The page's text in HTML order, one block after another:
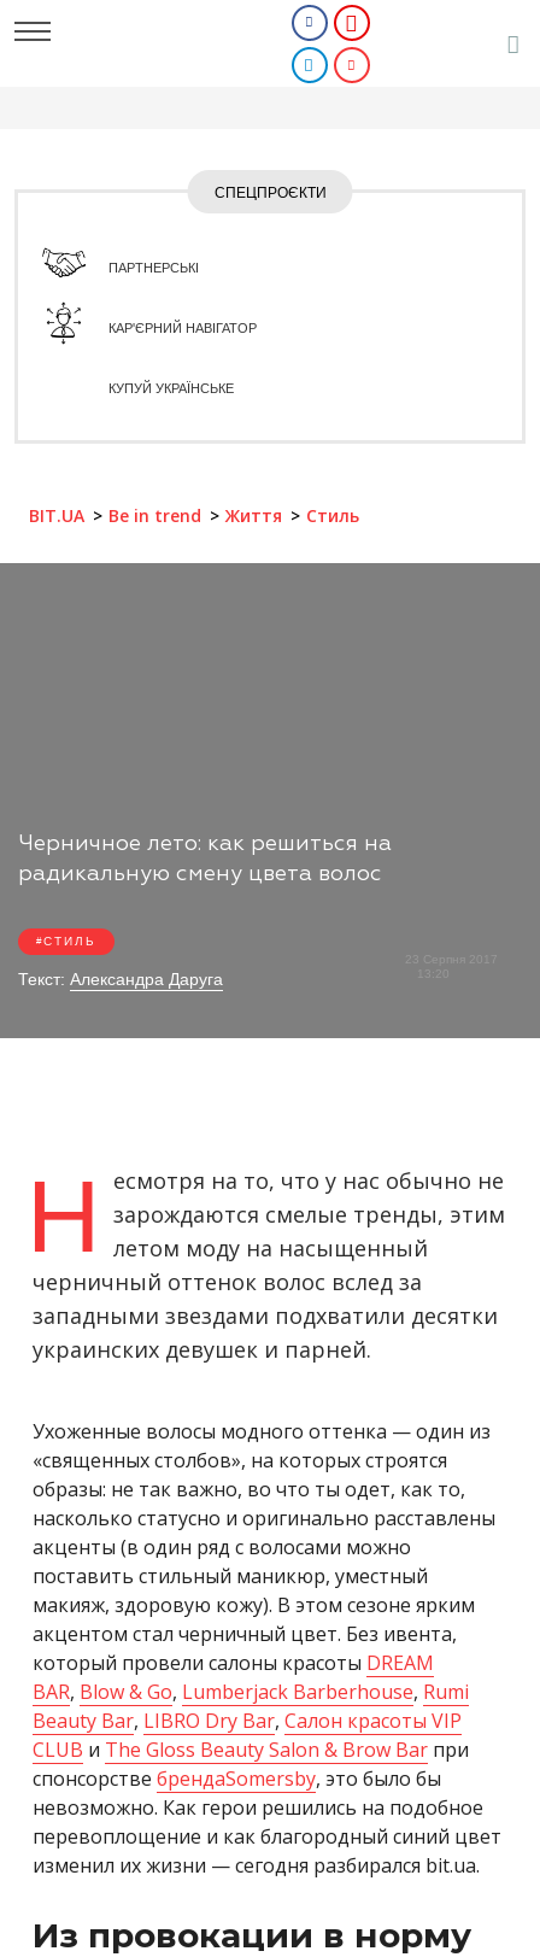
СПЕЦПРОЄКТИ
ПАРТНЕРСЬКІ
КАР'ЄРНИЙ НАВІГАТОР
КУПУЙ УКРАЇНСЬКЕ
BIT.UA Be in trend Життя Стиль
Черничное лето: как решиться на
радикальную смену цвета волос
СТИЛЬ
Текст: Александра Даруга
23 Серпня 2017
Н
есмотря на то, что у нас обычно не
зарождаются смелые тренды, этим
летом моду на насыщенный
черничный оттенок волос вслед за
западными звездами подхватили десятки
украинских девушек и парней.
Ухоженные волосы модного оттенка — один из
«священных столбов», на которых строятся
образы: не так важно, во что ты одет, как то,
насколько статусно и оригинально расставлены
акценты (в один ряд с волосами можно
поставить стильный маникюр, уместный
макияж, здоровую кожу). В этом сезоне ярким
акцентом стал черничный цвет. Без ивента,
который провели салоны красоты DREAM
BAR, Blow & Go, Lumberjack Barberhouse, Rumi
Beauty Bar, LIBRO Dry Bar, Салон красоты VIP
CLUB и The Gloss Beauty Salon & Brow Bar при
спонсорстве брендаSomersby, это было бы
невозможно. Как герои решились на подобное
перевоплощение и как благородный синий цвет
изменил их жизни — сегодня разбирался bit.ua.
Из провокации в норму